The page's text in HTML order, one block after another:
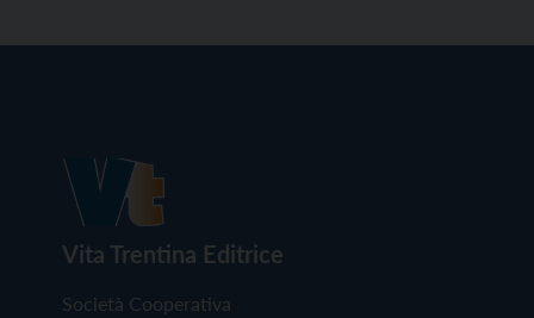
Vita Trentina Editrice
Società Cooperativa